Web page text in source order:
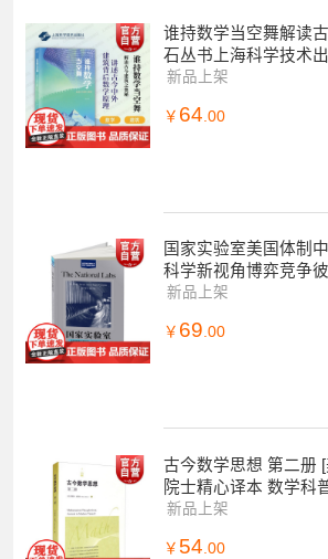
谁持数学当空舞解读
石丛书上海科学技术
文理兼顾建筑功能优
新品上架
￥ 64 .00
国家实验室美国体制
科学新视角博弈竞争
海科学技术出版社自
新品上架
￥ 69.00
古今数学思想 第二册
院士精心译本 数学科
然科学 上海科技 世纪
新品上架
￥ 54 .00